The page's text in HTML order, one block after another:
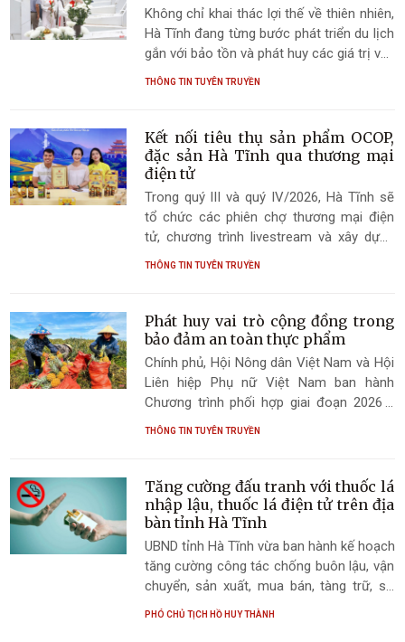
Không chỉ khai thác lợi thế về thiên nhiên,
Hà Tĩnh đang từng bước phát triển du lịch
gắn với bảo tồn và phát huy các giá trị văn
hóa.
THÔNG TIN TUYÊN TRUYỀN
Kết nối tiêu thụ sản phẩm OCOP,
đặc sản Hà Tĩnh qua thương mại
điện tử
Trong quý III và quý IV/2026, Hà Tĩnh sẽ
tổ chức các phiên chợ thương mại điện
tử, chương trình livestream và xây dựng
gian hàng trực tuyến nhằm quảng bá, mở
toàn quốc.
THÔNG TIN TUYÊN TRUYỀN
Phát huy vai trò cộng đồng trong
bảo đảm an toàn thực phẩm
Chính phủ, Hội Nông dân Việt Nam và Hội
Liên hiệp Phụ nữ Việt Nam ban hành
Chương trình phối hợp giai đoạn 2026 -
2030 nhằm đẩy mạnh tuyên truyền, vận
phần bảo vệ, chăm sóc, nâng cao sức
khỏe Nhân dân và thúc đẩy phát triển bền
vững.
THÔNG TIN TUYÊN TRUYỀN
Tăng cường đấu tranh với thuốc lá
nhập lậu, thuốc lá điện tử trên địa
bàn tỉnh Hà Tĩnh
UBND tỉnh Hà Tĩnh vừa ban hành kế hoạch
tăng cường công tác chống buôn lậu, vận
chuyển, sản xuất, mua bán, tàng trữ, sử
dụng trái phép thuốc lá, nhất là thuốc lá
PHÓ CHỦ TỊCH HỒ HUY THÀNH